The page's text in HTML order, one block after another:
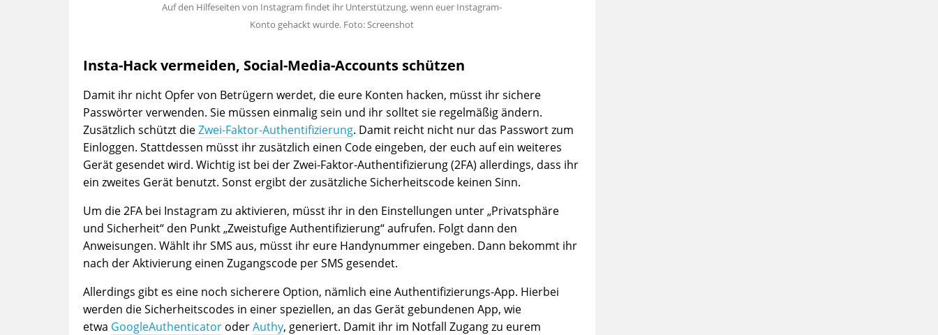
Auf den Hilfeseiten von Instagram findet ihr Unterstützung, wenn euer Instagram-
Konto gehackt wurde. Foto: Screenshot
Insta-Hack vermeiden, Social-Media-Accounts schützen
Damit ihr nicht Opfer von Betrügern werdet, die eure Konten hacken, müsst ihr sichere
Passwörter verwenden. Sie müssen einmalig sein und ihr solltet sie regelmäßig ändern.
Zusätzlich schützt dieZwei-Faktor-Authentifizierung. Damit reicht nicht nur das Passwort zum
Einloggen. Stattdessen müsst ihr zusätzlich einen Code eingeben, der euch auf ein weiteres
Gerät gesendet wird. Wichtig ist bei der Zwei-Faktor-Authentifizierung (2FA) allerdings, dass ihr
ein zweites Gerät benutzt. Sonst ergibt der zusätzliche Sicherheitscode keinen Sinn.
Um die 2FA bei Instagram zu aktivieren, müsst ihr in den Einstellungen unter „Privatsphäre
und Sicherheit“ den Punkt „Zweistufige Authentifizierung“ aufrufen. Folgt dann den
Anweisungen. Wählt ihr SMS aus, müsst ihr eure Handynummer eingeben. Dann bekommt ihr
nach der Aktivierung einen Zugangscode per SMS gesendet.
Allerdings gibt es eine noch sicherere Option, nämlich eine Authentifizierungs-App. Hierbei
werden die Sicherheitscodes in einer speziellen, an das Gerät gebundenen App, wie
etwa GoogleAuthenticatoroderAuthy, generiert. Damit ihr im Notfall Zugang zu eurem